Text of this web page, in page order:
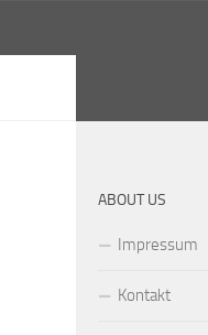
ABOUT US
Impressum
Kontakt